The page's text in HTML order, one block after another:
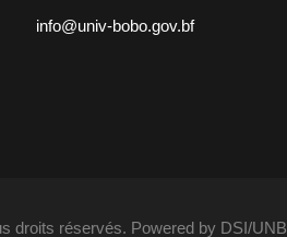
info@univ-bobo.gov.bf
droits réservés. Powered by DSI/UNB